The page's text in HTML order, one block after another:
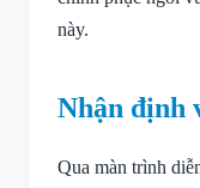
này.
Nhận định
Qua màn trình